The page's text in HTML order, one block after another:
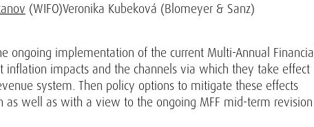
(WIFO)Veronika Kubeková (Blomeyer & Sanz)
ongoing implementation of the current Multi-Annual Financial
inflation impacts and the channels via which they take effect
system. Then policy options to mitigate these effects
as well as with a view to the ongoing MFF mid-term revision